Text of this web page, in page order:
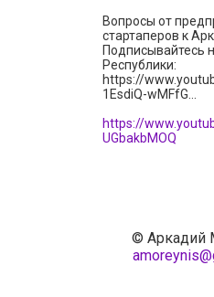
Вопросы от
стартаперов к
Подписывайтесь
Республики:
https://
1EsdiQ-wMFfG...
https://
UGbakbMOQ
© Аркадий